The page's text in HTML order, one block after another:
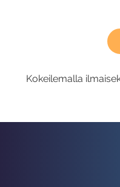
Kokeilemalla